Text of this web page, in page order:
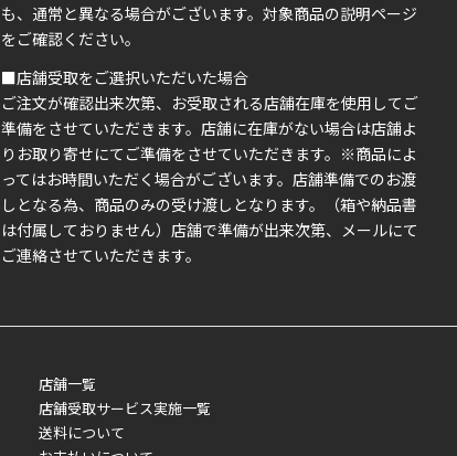
も、通常と異なる場合がございます。対象商品の説明ページ
をご確認ください。
■店舗受取をご選択いただいた場合
ご注文が確認出来次第、お受取される店舗在庫を使用してご
準備をさせていただきます。店舗に在庫がない場合は店舗よ
りお取り寄せにてご準備をさせていただきます。※商品によ
ってはお時間いただく場合がございます。店舗準備でのお渡
しとなる為、商品のみの受け渡しとなります。（箱や納品書
は付属しておりません）店舗で準備が出来次第、メールにて
ご連絡させていただきます。
店舗一覧
店舗受取サービス実施一覧
送料について